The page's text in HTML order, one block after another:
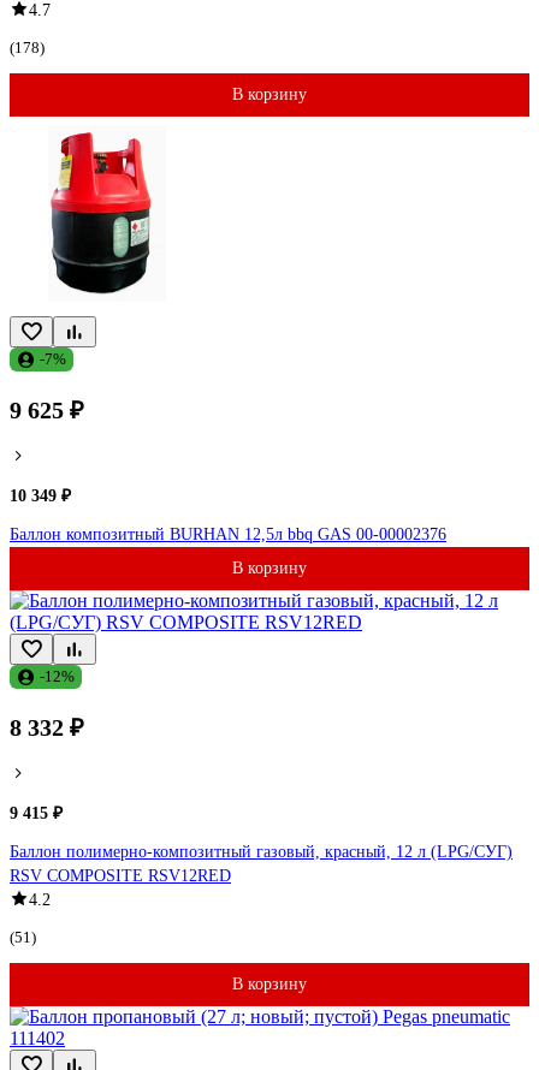
4.7
(178)
В корзину
-7%
9 625 ₽
10 349 ₽
Баллон композитный BURHAN 12,5л bbq GAS 00-00002376
В корзину
-12%
8 332 ₽
9 415 ₽
Баллон полимерно-композитный газовый, красный, 12 л (LPG/СУГ)
RSV COMPOSITE RSV12RED
4.2
(51)
В корзину